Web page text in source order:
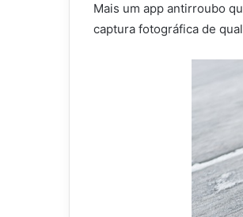
Mais um app antirroubo
captura fotográfica de